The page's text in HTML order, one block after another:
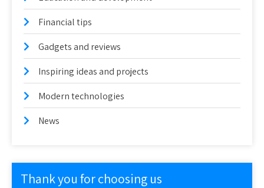
Financial tips
Gadgets and reviews
Inspiring ideas and projects
Modern technologies
News
Thank you for choosing us